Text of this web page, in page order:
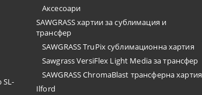
Аксесоари
SAWGRASS хартии за сублимация и
трансфер
SAWGRASS TruPix сублимационна хартия
Sawgrass VersiFlex Light Media за трансфер
SAWGRASS ChromaBlast трансферна хартия
Ilford